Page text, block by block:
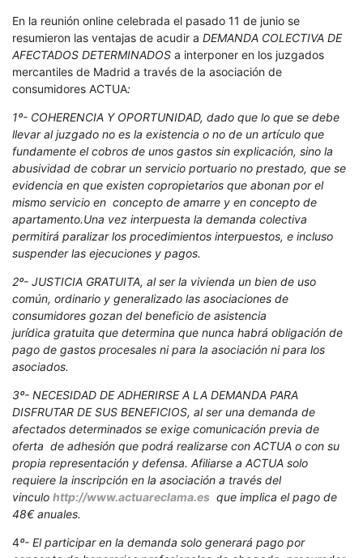
En la reunión online celebrada el pasado 11 de junio se
resumieron las ventajas de acudir a DEMANDA COLECTIVA DE
AFECTADOS DETERMINADOS a interponer en los juzgados
mercantiles de Madrid a través de la asociación de
consumidores ACTUA:
1º- COHERENCIA Y OPORTUNIDAD, dado que lo que se debe
llevar al juzgado no es la existencia o no de un artículo que
fundamente el cobros de unos gastos sin explicación, sino la
abusividad de cobrar un servicio portuario no prestado, que se
evidencia en que existen copropietarios que abonan por el
mismo servicio en concepto de amarre y en concepto de
apartamento.Una vez interpuesta la demanda colectiva
permitirá paralizar los procedimientos interpuestos, e incluso
suspender las ejecuciones y pagos.
2º- JUSTICIA GRATUITA, al ser la vivienda un bien de uso
común, ordinario y generalizado las asociaciones de
consumidores gozan del beneficio de asistencia
jurídica gratuita que determina que nunca habrá obligación de
pago de gastos procesales ni para la asociación ni para los
asociados.
3º- NECESIDAD DE ADHERIRSE A LA DEMANDA PARA
DISFRUTAR DE SUS BENEFICIOS, al ser una demanda de
afectados determinados se exige comunicación previa de
oferta de adhesión que podrá realizarse con ACTUA o con su
propia representación y defensa. Afiliarse a ACTUA solo
requiere la inscripción en la asociación a través del
vinculo http://www.actuareclama.es que implica el pago de
48€ anuales.
4º- El participar en la demanda solo generará pago por